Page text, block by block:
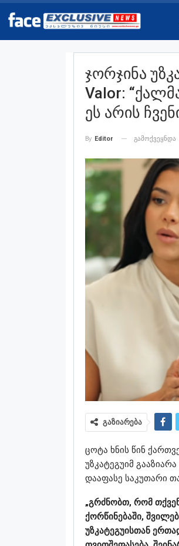
Ჯორჯინა
Valor:
Ეს Არის
By Editor გამოქვეყნდა
გაზიარება
ცოტა ხნის წინ
უზკატეგუიმ
დააფასე საკუთარი
„გრძნობთ, რომ
ქორწინებაში,
უზკატეგუისთან